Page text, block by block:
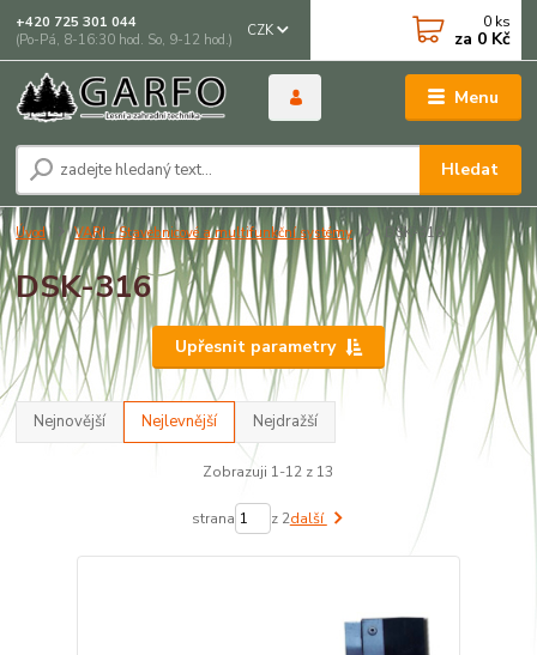
Menu
CZK
Hledat
+420 725 301 044
(Po-Pá, 8-16:30 hod. So, 9-12 hod.)
0 ks
za 0 Kč
Úvod VARI - Stavebnicové a multifunkční systémy DSK-316
DSK-316
Upřesnit parametry
Nejnovější Nejlevnější Nejdražší
Zobrazuji 1-12 z 13
strana z 2další